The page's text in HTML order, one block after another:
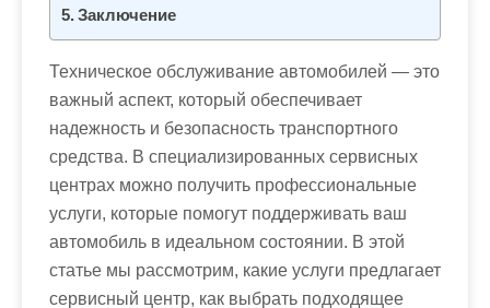
Заключение
Техническое обслуживание автомобилей — это
важный аспект, который обеспечивает
надежность и безопасность транспортного
средства. В специализированных сервисных
центрах можно получить профессиональные
услуги, которые помогут поддерживать ваш
автомобиль в идеальном состоянии. В этой
статье мы рассмотрим, какие услуги предлагает
сервисный центр, как выбрать подходящее